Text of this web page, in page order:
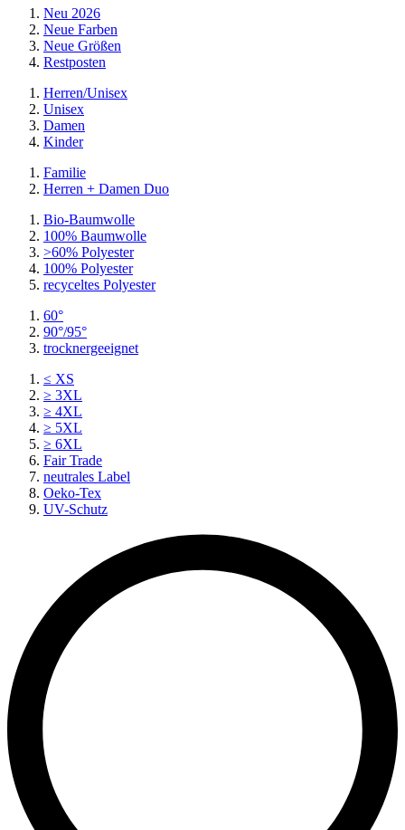
Neu 2026
Neue Farben
Neue Größen
Restposten
Herren/Unisex
Unisex
Damen
Kinder
Familie
Herren + Damen Duo
Bio-Baumwolle
100% Baumwolle
>60% Polyester
100% Polyester
recyceltes Polyester
60°
90°/95°
trocknergeeignet
≤ XS
≥ 3XL
≥ 4XL
≥ 5XL
≥ 6XL
Fair Trade
neutrales Label
Oeko-Tex
UV-Schutz